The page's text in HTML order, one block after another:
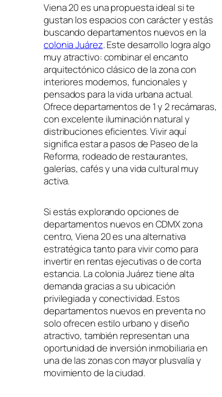
Viena 20 es una propuesta ideal si te
gustan los espacios con carácter y estás
buscando departamentos nuevos en la
colonia Juárez. Este desarrollo logra algo
muy atractivo: combinar el encanto
arquitectónico clásico de la zona con
interiores modernos, funcionales y
pensados para la vida urbana actual.
Ofrece departamentos de 1 y 2 recámaras,
con excelente iluminación natural y
distribuciones eficientes. Vivir aquí
significa estar a pasos de Paseo de la
Reforma, rodeado de restaurantes,
galerías, cafés y una vida cultural muy
activa.
Si estás explorando opciones de
departamentos nuevos en CDMX zona
centro, Viena 20 es una alternativa
estratégica tanto para vivir como para
invertir en rentas ejecutivas o de corta
estancia. La colonia Juárez tiene alta
demanda gracias a su ubicación
privilegiada y conectividad. Estos
departamentos nuevos en preventa no
solo ofrecen estilo urbano y diseño
atractivo, también representan una
oportunidad de inversión inmobiliaria en
una de las zonas con mayor plusvalía y
movimiento de la ciudad.